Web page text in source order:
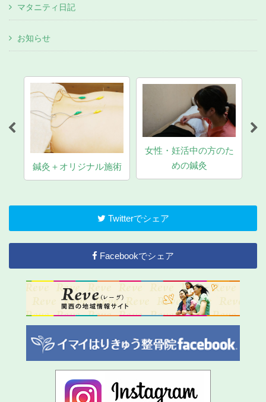
マタニティ日記
お知らせ
鍼灸＋オリジナル施術
女性・妊活中の方のた
めの鍼灸
Twitterでシェア
Facebookでシェア